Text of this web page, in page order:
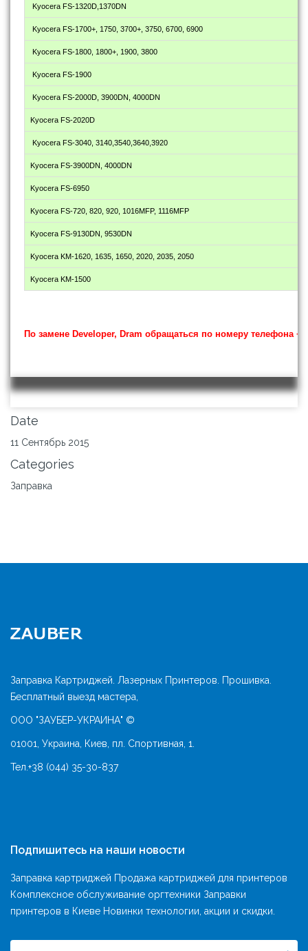
Kyocera FS-1320D,1370DN
Kyocera FS-1700+, 1750, 3700+, 3750, 6700, 6900
Kyocera FS-1800, 1800+, 1900, 3800
Kyocera FS-1900
Kyocera FS-2000D, 3900DN, 4000DN
Kyocera FS-2020D
Kyocera FS-3040, 3140,3540,3640,3920
Kyocera FS-3900DN, 4000DN
Kyocera FS-6950
Kyocera FS-720, 820, 920, 1016MFP, 1116MFP
Kyocera FS-9130DN, 9530DN
Kyocera KM-1620, 1635, 1650, 2020, 2035, 2050
Kyocera KM-1500
По замене Developer, Dram обращаться по номеру телефона
Date
11 Сентябрь 2015
Categories
Заправка
Заправка Картриджей. Лазерных Принтеров. Прошивка.
Бесплатный выезд мастера,
ООО "ЗАУБЕР-УКРАИНА" ©
01001, Украина, Киев, пл. Спортивная, 1.
Тел. +38 (044) 35-30-837
Подпишитесь на наши новости
Заправка картриджей Продажа картриджей для принтеров
Комплексное обслуживание оргтехники Заправки
принтеров в Киеве Новинки технологии, акции и скидки.